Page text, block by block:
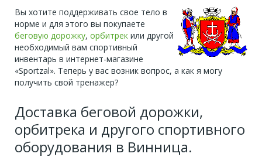
Вы хотите поддерживать свое тело в
норме и для этого вы покупаете
беговую дорожку, орбитрек или другой
необходимый вам спортивный
инвентарь в интернет-магазине
«Sportzal». Теперь у вас возник вопрос, а как я могу
получить свой тренажер?
Доставка беговой дорожки,
орбитрека и другого спортивного
оборудования в Винница.